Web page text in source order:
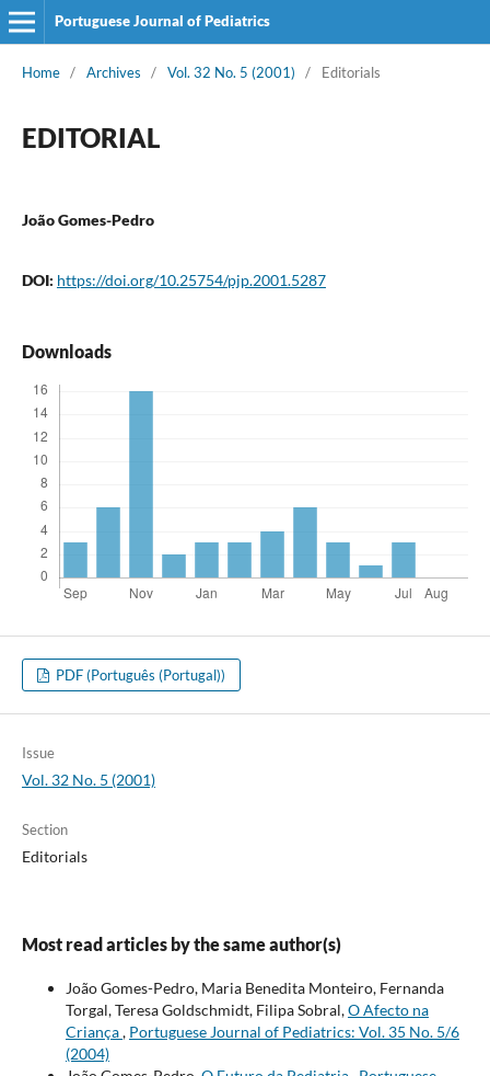
Portuguese Journal of Pediatrics
Home / Archives / Vol. 32 No. 5 (2001) / Editorials
EDITORIAL
João Gomes-Pedro
DOI: https://doi.org/10.25754/pjp.2001.5287
Downloads
PDF (Português (Portugal))
Issue
Vol. 32 No. 5 (2001)
Section
Editorials
Most read articles by the same author(s)
João Gomes-Pedro, Maria Benedita Monteiro, Fernanda
Torgal, Teresa Goldschmidt, Filipa Sobral,O Afecto na
Criança, Portuguese Journal of Pediatrics: Vol. 35 No. 5/6
(2004)